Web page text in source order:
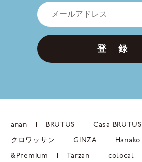
登 録
anan BRUTUS Casa BRUTUS
クロワッサン GINZA Hanako
&Premium Tarzan colocal